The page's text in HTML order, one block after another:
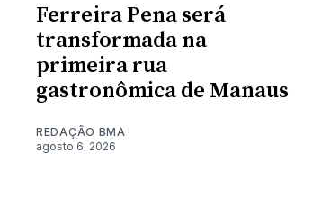
Ferreira Pena será
transformada na
primeira rua
gastronômica de Manaus
REDAÇÃO BMA
agosto 6, 2026